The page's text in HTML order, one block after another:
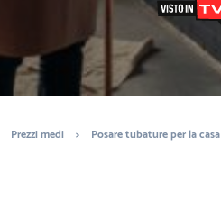
Prezzi medi > Posare tubature per la casa